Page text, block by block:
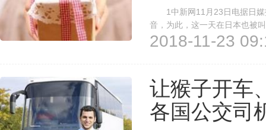
1中新网11月23日电据日媒
音，为此，这一天在日本也被
访者每年会赠送礼物给自己
2018-11-23
让猴子开车
各国公交司